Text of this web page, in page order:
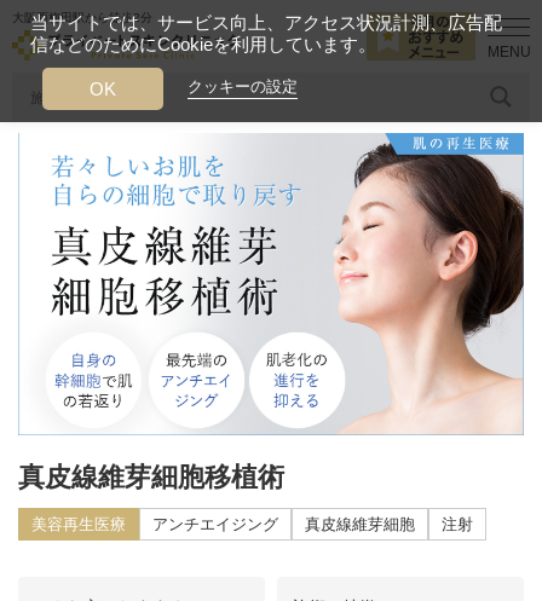
大阪西梅田駅から徒歩2分
人気のワード 糸リフト リジュランアイ 頭
今月のおすすめメニュー
当クリニック月替わりのおすすめのメニュー
プライベートスキンクリニックが
選ばれる理由
クリニックについて
料金一覧
診療メニュー 美容再生医療
真皮線維芽細胞移植術
美容再生医療 アンチエイジング 真皮線維芽細胞 注射
当サイトでは、サービス向上、アクセス状況計測、広告配
信などのためにCookieを利用しています。
クッキーの設定
OK